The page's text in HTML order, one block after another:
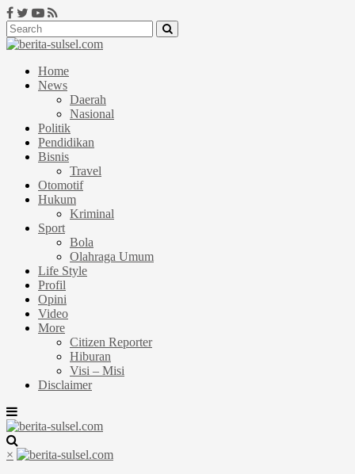
Home
News
Daerah
Nasional
Politik
Pendidikan
Bisnis
Travel
Otomotif
Hukum
Kriminal
Sport
Bola
Olahraga Umum
Life Style
Profil
Opini
Video
More
Citizen Reporter
Hiburan
Visi – Misi
Disclaimer
×